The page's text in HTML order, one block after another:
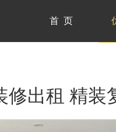
首 页
修出租 精装